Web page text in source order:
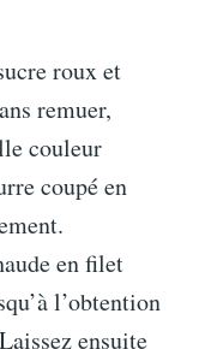
roux et
remuer,
couleur
coupé en
en filet
l’obtention
ensuite